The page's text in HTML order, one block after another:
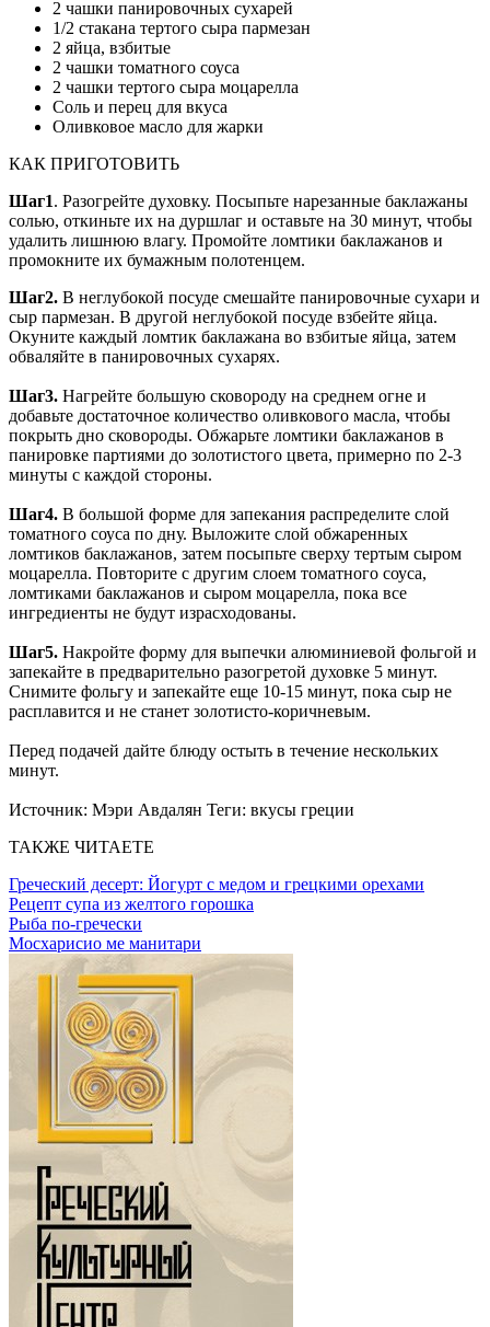
2 чашки панировочных сухарей
1/2 стакана тертого сыра пармезан
2 яйца, взбитые
2 чашки томатного соуса
2 чашки тертого сыра моцарелла
Соль и перец для вкуса
Оливковое масло для жарки
КАК ПРИГОТОВИТЬ
Шаг1. Разогрейте духовку. Посыпьте нарезанные баклажаны
солью, откиньте их на дуршлаг и оставьте на 30 минут, чтобы
удалить лишнюю влагу. Промойте ломтики баклажанов и
промокните их бумажным полотенцем.
Шаг2. В неглубокой посуде смешайте панировочные сухари и
сыр пармезан. В другой неглубокой посуде взбейте яйца.
Окуните каждый ломтик баклажана во взбитые яйца, затем
обваляйте в панировочных сухарях.
Шаг3. Нагрейте большую сковороду на среднем огне и
добавьте достаточное количество оливкового масла, чтобы
покрыть дно сковороды. Обжарьте ломтики баклажанов в
панировке партиями до золотистого цвета, примерно по 2-3
минуты с каждой стороны.
Шаг4. В большой форме для запекания распределите слой
томатного соуса по дну. Выложите слой обжаренных
ломтиков баклажанов, затем посыпьте сверху тертым сыром
моцарелла. Повторите с другим слоем томатного соуса,
ломтиками баклажанов и сыром моцарелла, пока все
ингредиенты не будут израсходованы.
Шаг5. Накройте форму для выпечки алюминиевой фольгой и
запекайте в предварительно разогретой духовке 5 минут.
Снимите фольгу и запекайте еще 10-15 минут, пока сыр не
расплавится и не станет золотисто-коричневым.
Перед подачей дайте блюду остыть в течение нескольких
минут.
Источник: Мэри Авдалян Теги: вкусы греции
ТАКЖЕ ЧИТАЕТЕ
Греческий десерт: Йогурт с медом и грецкими орехами
Рецепт супа из желтого горошка
Рыба по-гречески
Мосхарисио ме манитари